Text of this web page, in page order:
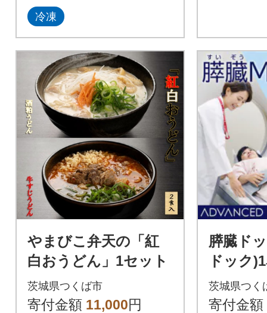
冷凍
やまびこ弁天の「紅
白おうどん」1セット
茨城県つくば市
寄付金額 11,000円
膵臓ド
ドック
RCP付)
茨城県つく
寄付金額